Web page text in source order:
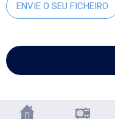
ENVIE O SEU FICHEIRO